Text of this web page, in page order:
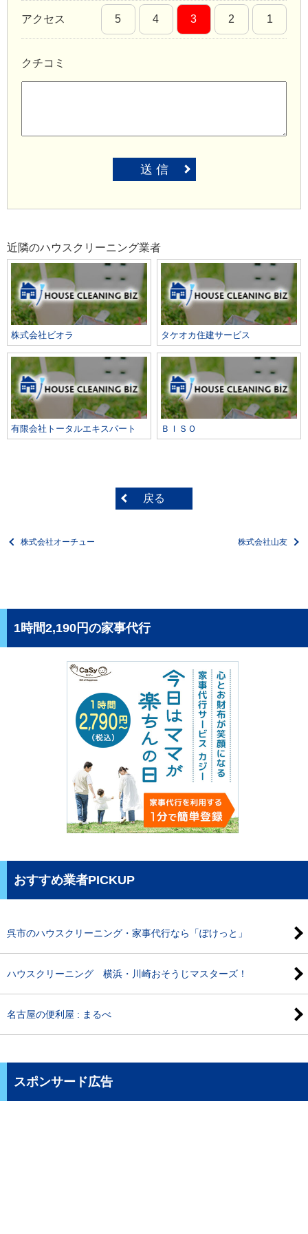
アクセス 5 4 3 2 1
クチコミ
送 信
近隣のハウスクリーニング業者
株式会社ビオラ タケオカ住建サービス
有限会社トータルエキスパート ＢＩＳＯ
戻る
株式会社オーチュー 株式会社山友
1時間2,190円の家事代行
おすすめ業者PICKUP
呉市のハウスクリーニング・家事代行なら「ぽけっと」
ハウスクリーニング 横浜・川崎おそうじマスターズ！
名古屋の便利屋 : まるべ
スポンサード広告